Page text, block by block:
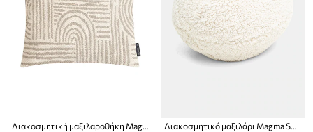
Διακοσμητική μαξιλαροθήκη Magma Paros 45 x 45 cm Διακοσμητικό μαξιλάρι Magma Shawn